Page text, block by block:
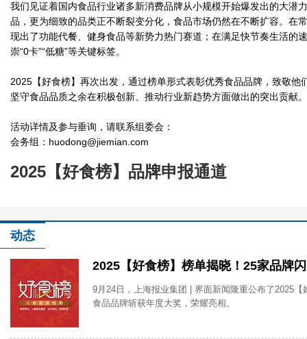
我们见证着国内食品行业诸多新消费品牌从小规模开始爆发出的大潜
品，更为细致的品类正不断裂变分化，食品市场仍然在不断扩容。在
现出了功能代餐、健身食品等新势力热门赛道；在满足快节奏生活的
崇“0卡”“低糖”等关键标签。
2025【好食榜】再次出发，通过榜单形式表彰优秀食品品牌，致敬他
坚守食品品质之余在积极创新、推动行业新趋势方面做出的突出贡献。
活动详情及参与垂询，请联系组委会：
会务组：huodong@jiemian.com
2025【好食榜】品牌申报通道
动态
2025【好食榜】榜单揭晓！25家品牌
9月24日，上海报业集团 | 界面新闻隆重公布了2025【
食品品牌斩获年度大奖，荣耀亮相。